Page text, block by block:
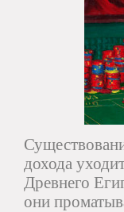
дохода
Древнего
они